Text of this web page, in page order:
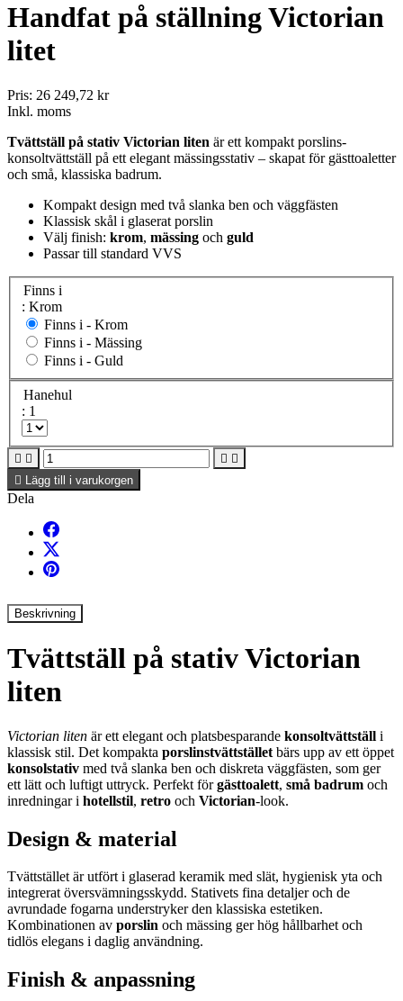
Handfat på ställning Victorian
litet
Pris: 26 249,72 kr
Inkl. moms
Tvättställ på stativ Victorian liten är ett kompakt porslins-
konsoltvättställ på ett elegant mässingsstativ – skapat för gästtoaletter
och små, klassiska badrum.
Kompakt design med två slanka ben och väggfästen
Klassisk skål i glaserat porslin
Välj finish: krom, mässing och guld
Passar till standard VVS
Finns i
: Krom
Finns i - Krom
Finns i - Mässing
Finns i - Guld
Hanehul
: 1
   

Lägg till i varukorgen
Dela
Beskrivning
Tvättställ på stativ Victorian
liten
Victorian liten är ett elegant och platsbesparande konsoltvättställ i
klassisk stil. Det kompakta porslinstvättstället bärs upp av ett öppet
konsolstativ med två slanka ben och diskreta väggfästen, som ger
ett lätt och luftigt uttryck. Perfekt förgästtoalett, små badrum och
inredningar i hotellstil, retro och Victorian-look.
Design & material
Tvättstället är utfört i glaserad keramik med slät, hygienisk yta och
integrerat översvämningsskydd. Stativets fina detaljer och de
avrundade fogarna understryker den klassiska estetiken.
Kombinationen av porslin och mässing ger hög hållbarhet och
tidlös elegans i daglig användning.
Finish & anpassning